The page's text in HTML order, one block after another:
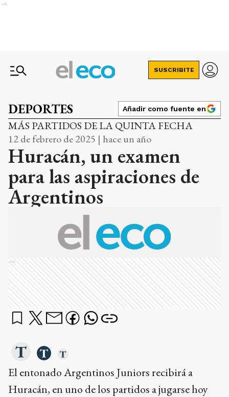
Ads
SUSCRIBITE
DEPORTES Añadir como fuente en
MÁS PARTIDOS DE LA QUINTA FECHA
12 de febrero de 2025 | hace un año
Huracán, un examen
para las aspiraciones de
Argentinos
Ads
El entonado Argentinos Juniors recibirá a
Huracán, en uno de los partidos a jugarse hoy